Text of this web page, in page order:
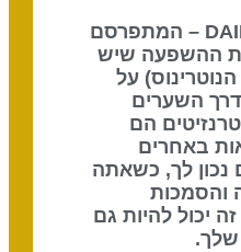
“הנוף היומי” DAILY VIEW – המתפרסם
ההשפעה שיש
הנוטרינוס) על
השערים
הם
באחרים
לך, כשאתה
יכול להיות גם